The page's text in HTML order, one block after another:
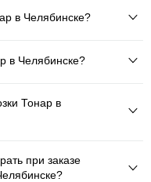
в Челябинске?
в Челябинске?
Тонар в
при заказе